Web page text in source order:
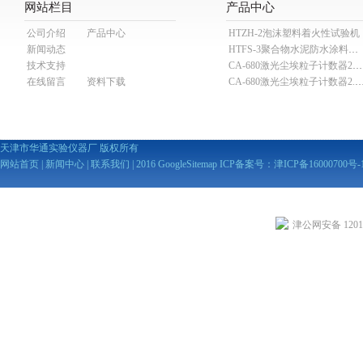
网站栏目
公司介绍
产品中心
新闻动态
技术支持
在线留言
资料下载
产品中心
HTZH-2泡沫塑料着火性试验机
HTFS-3聚合物水泥防水涂料分散机
CA-680激光尘埃粒子计数器28.3L
CA-680激光尘埃粒子
天津市华通实验仪器厂 版权所有
网站首页
新闻中心 联系我们 | 2016 GoogleSitemap ICP备案号： 津ICP备16000700号-
津公网安备